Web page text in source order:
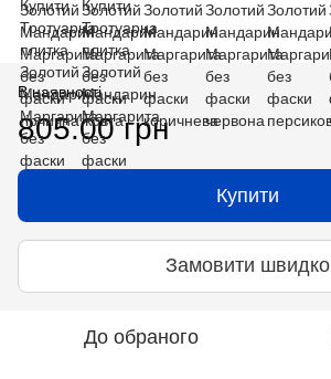
В наявності
805.00 грн
Купити
Замовити швидко
До обраного